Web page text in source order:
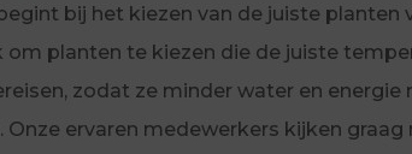
bij het kiezen van de juiste planten
om planten te kiezen die de juiste
zodat ze minder water en energie
Onze ervaren medewerkers kijken